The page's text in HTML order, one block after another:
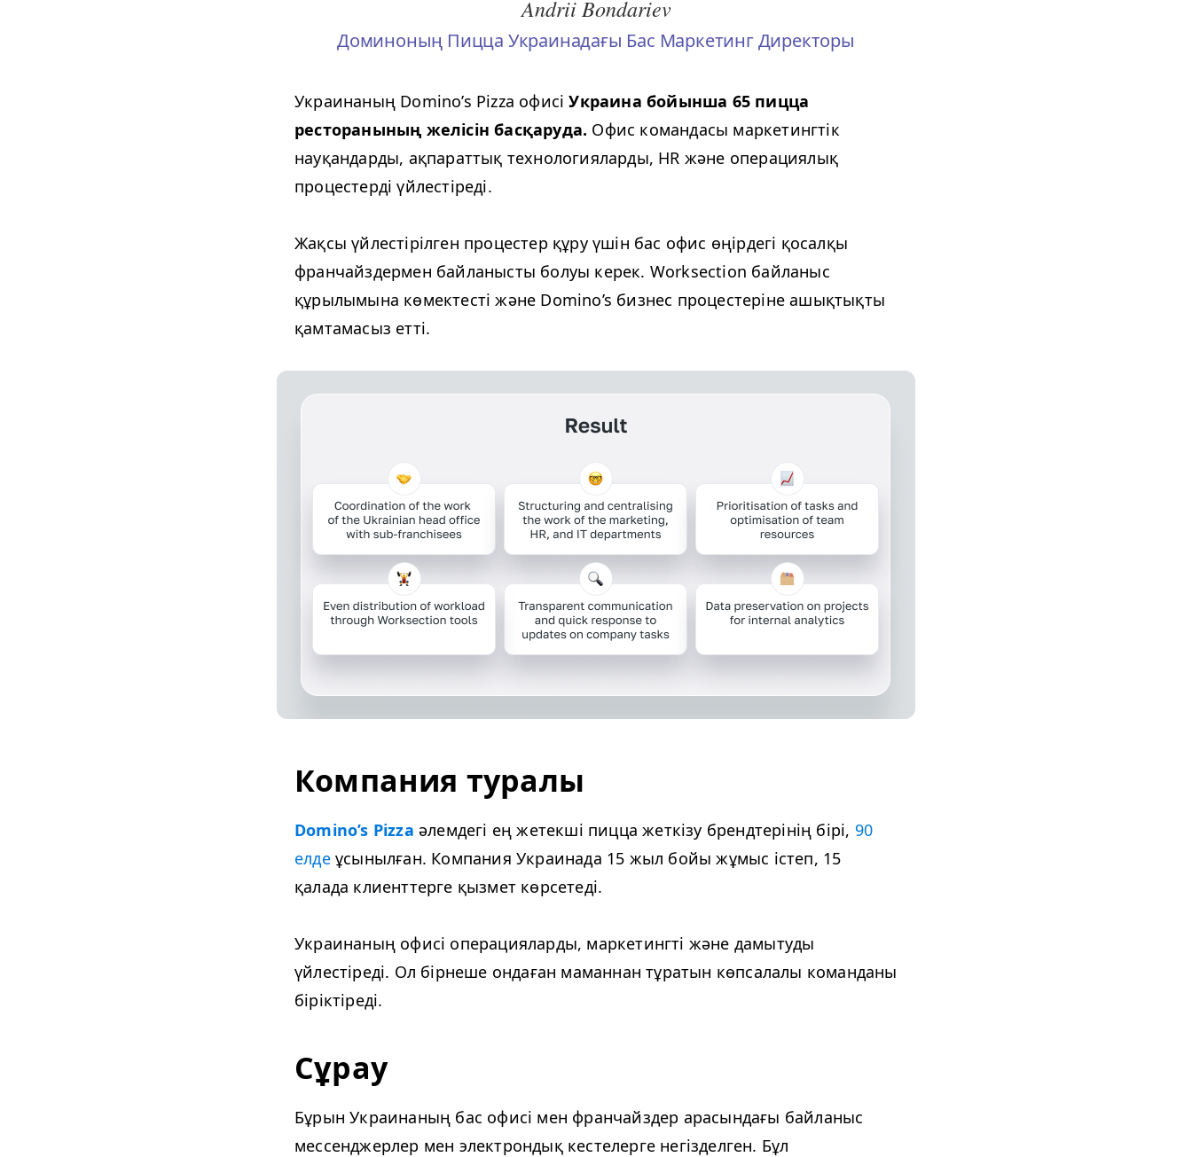
Andrii Bondariev
Доминоның Пицца Украинадағы Бас Маркетинг Директоры
Украинаның Domi­no’s Piz­za офисіУкраина бойынша 65 пицца
ресторанының желісін басқаруда. Офис командасы маркетингтік
науқандарды, ақпараттық технологияларды, HR және операциялық
процестерді үйлестіреді.
Жақсы үйлестірілген процестер құру үшін бас офис өңірдегі қосалқы
франчайздермен байланысты болуы керек. Work­sec­tion байланыс
құрылымына көмектесті және Domi­no’s бизнес процестеріне ашықтықты
қамтамасыз етті.
Компания туралы
Domi­no’s Piz­za әлемдегі ең жетекші пицца жеткізу брендтерінің бірі, 90
елдеұсынылған. Компания Украинада 15 жыл бойы жұмыс істеп, 15
қалада клиенттерге қызмет көрсетеді.
Украинаның офисі операцияларды, маркетингті және дамытуды
үйлестіреді. Ол бірнеше ондаған маманнан тұратын көпсалалы команданы
біріктіреді.
Сұрау
Бұрын Украинаның бас офисі мен франчайздер арасындағы байланыс
мессенджерлер мен электрондық кестелерге негізделген. Бұл